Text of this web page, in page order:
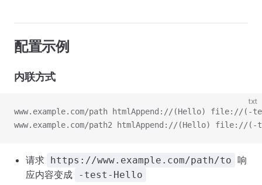
配置示例
内联方式
txt
www.example.com/path htmlAppend://(Hello) file://(-
www.example.com/path2 htmlAppend://(Hello) file://
请求 https://www.example.com/path/to 响
应内容变成
-test-Hello